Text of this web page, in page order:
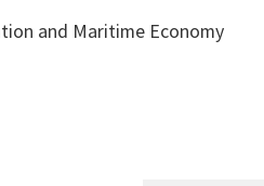
and Maritime Economy